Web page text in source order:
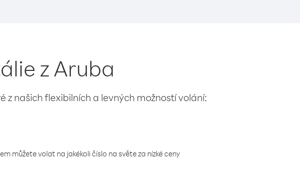
z Aruba
z našich flexibilních a levných možností volání:
můžete volat na jakékoli číslo na světe za nízké ceny